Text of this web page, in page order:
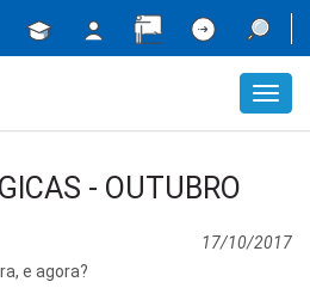
- OUTUBRO
17/10/2017
e agora?